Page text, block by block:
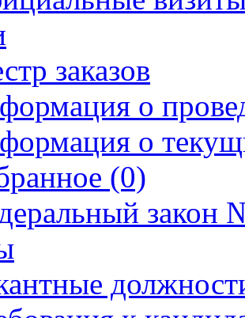
заказов
о
о
(0)
закон